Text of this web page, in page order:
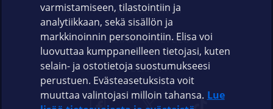
VIANSELVITYS
ASIAKASPALVELU
ELISA.FI
varmistamiseen, tilastointiin ja
analytiikkaan, sekä sisällön ja
markkinoinnin personointiin. Elisa voi
luovuttaa kumppaneilleen tietojasi, kuten
selain- ja ostotietoja suostumukseesi
perustuen. Evästeasetuksista voit
muuttaa valintojasi milloin tahansa. Lue